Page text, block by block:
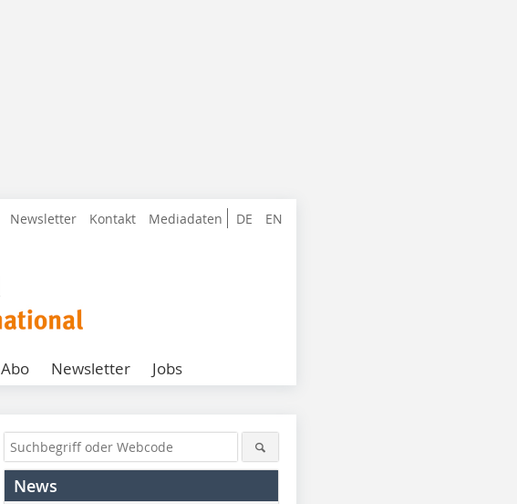
DE EN
Newsletter Kontakt Mediadaten
Abo Newsletter Jobs
News